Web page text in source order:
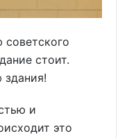
советского
стоит.
здания!
и
это